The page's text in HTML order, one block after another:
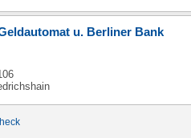
u. Berliner Bank